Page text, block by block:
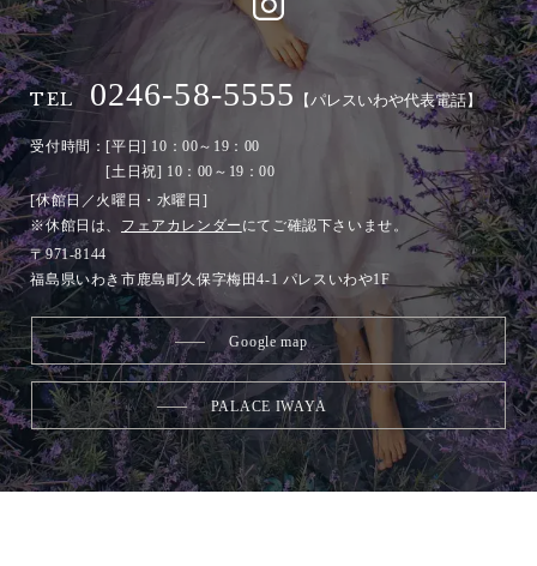
TEL 0246-58-5555 【パレスいわや代表電話】
受付時間：[平日] 10：00～19：00
[土日祝] 10：00～19：00
[休館日／火曜日・水曜日]
※休館日は、 フェアカレンダー にてご確認下さいませ。
〒971-8144
福島県いわき市鹿島町久保字梅田4-1 パレスいわや1F
Google map
PALACE IWAYA